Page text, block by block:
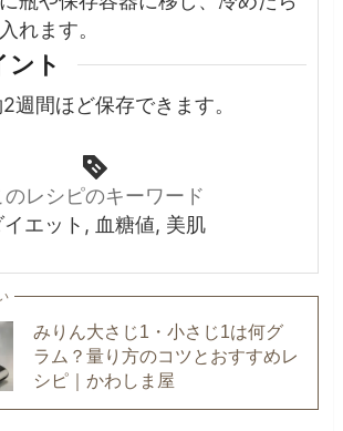
れます。
ント
週間ほど保存できます。
のレシピのキーワード
イエット, 血糖値, 美肌
みりん大さじ1・小さじ1は何グ
ラム？量り方のコツとおすすめレ
シピ｜かわしま屋